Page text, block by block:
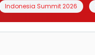
Indonesia Summit 2026